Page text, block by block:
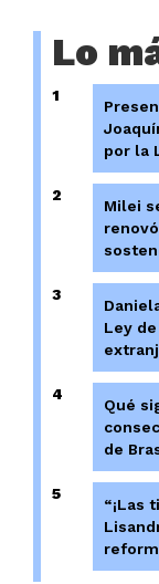
Lo
1
por la
2
Milei
3
Ley
4
Qué
de
5
“¡Las